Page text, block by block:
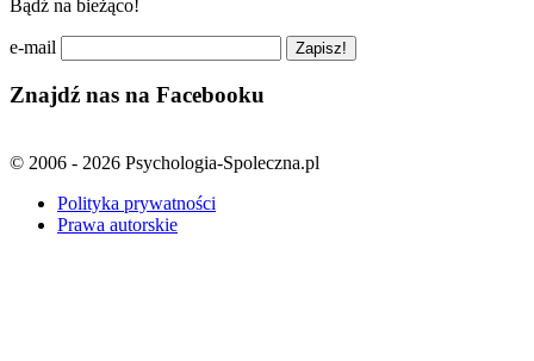
Bądź na bieżąco!
e-mail
Znajdź nas na Facebooku
© 2006 - 2026 Psychologia-Spoleczna.pl
Polityka prywatności
Prawa autorskie